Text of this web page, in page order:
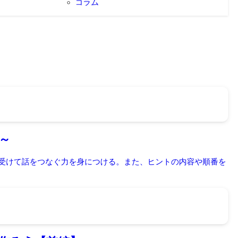
コラム
て話をつなぐ力を身につける。また、ヒントの内容や順番を